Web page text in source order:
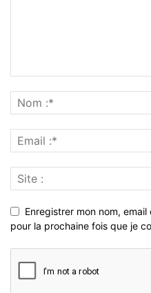
Enregistrer mon nom,
pour la prochaine fois que je